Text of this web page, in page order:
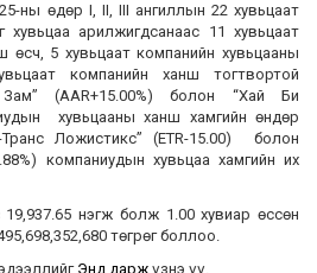
ны өдөр I, II, III ангиллын 22 хувьцаат
хувьцаа арилжигдсанаас 11 хувьцаат
өсч, 5 хувьцаат компанийн хувьцааны
компанийн ханш тогтвортой
(AAR+15.00%) болон “Хай Би
хувьцааны ханш хамгийн өндөр
Ложистикс” (ETR-15.00) болон
компаниудын хувьцаа хамгийн их
19,937.65 нэгж болж 1.00 хувиар өссөн
төгрөг боллоо.
Энд дарж үзнэ үү.